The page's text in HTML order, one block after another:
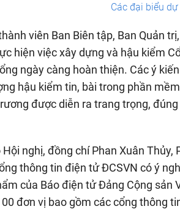
Các đại biểu
viên Ban Biên tập, Ban Quản
hiện việc xây dựng và hậu kiểm
ngày càng hoàn thiện. Các ý
hậu kiểm tin, bài trong phần
được diễn ra trang trọng,
nghị, đồng chí Phan Xuân
thông tin điện tử ĐCSVN có ý
của Báo điện tử Đảng Cộng sản
đơn vị bao gồm các cổng thông